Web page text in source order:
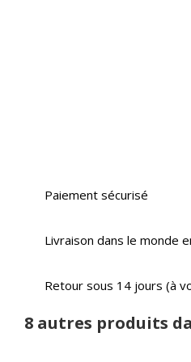
Paiement sécurisé
Livraison dans le monde
Retour sous 14 jours (à
8 autres produits